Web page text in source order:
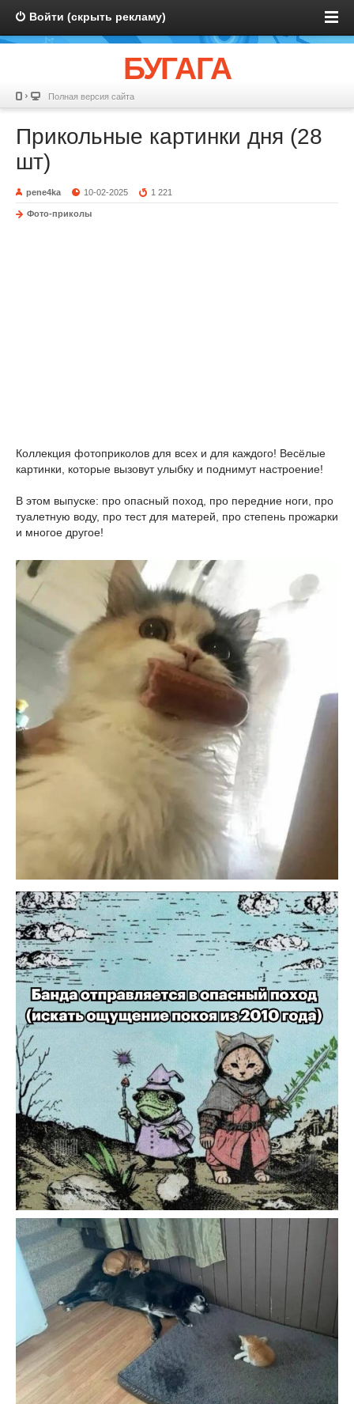
Войти (скрыть рекламу)
БУГАГА
Полная версия сайта
Прикольные картинки дня (28
шт)
pene4ka 10-02-2025 1 221
Фото-приколы
Коллекция фотоприколов для всех и для каждого! Весёлые
картинки, которые вызовут улыбку и поднимут настроение!
В этом выпуске: про опасный поход, про передние ноги, про
туалетную воду, про тест для матерей, про степень прожарки
и многое другое!